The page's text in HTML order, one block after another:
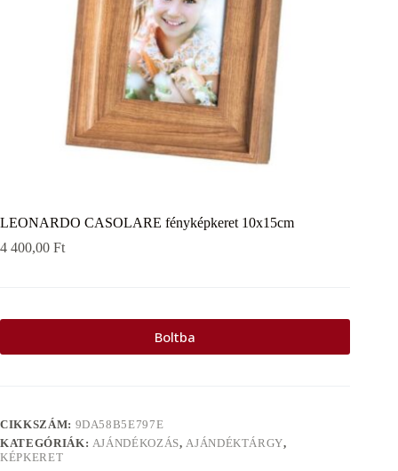
LEONARDO CASOLARE fényképkeret 10x15cm
4 400,00 Ft
Boltba
CIKKSZÁM: 9DA58B5E797E
KATEGÓRIÁK: AJÁNDÉKOZÁS, AJÁNDÉKTÁRGY,
KÉPKERET